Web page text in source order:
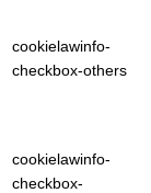
cookielawinfo-
checkbox-others
cookielawinfo-
checkbox-